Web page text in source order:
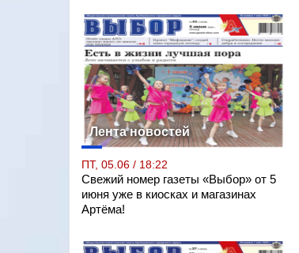
Лента новостей
ПТ, 05.06 / 18:22
Свежий номер газеты «Выбор» от 5
июня уже в киосках и магазинах
Артёма!